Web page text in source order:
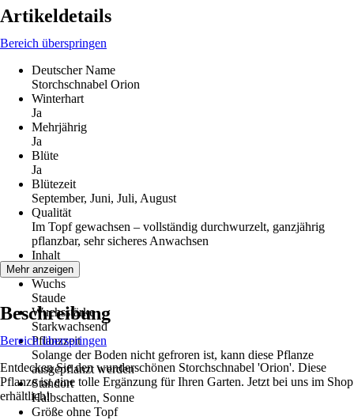
Artikeldetails
Bereich überspringen
Deutscher Name
Storchschnabel Orion
Winterhart
Ja
Mehrjährig
Ja
Blüte
Ja
Blütezeit
September, Juni, Juli, August
Qualität
Im Topf gewachsen – vollständig durchwurzelt, ganzjährig
pflanzbar, sehr sicheres Anwachsen
Inhalt
6 Stück
Wuchs
Staude
Wuchsstärke
Starkwachsend
Pflanzzeit
Solange der Boden nicht gefroren ist, kann diese Pflanze
ausgepflanzt werden
Standort
Halbschatten, Sonne
Größe ohne Topf
Mehr anzeigen
Beschreibung
Bereich überspringen
Entdecken Sie den wunderschönen Storchschnabel 'Orion'. Diese
Pflanze ist eine tolle Ergänzung für Ihren Garten. Jetzt bei uns im Shop
erhältlich!